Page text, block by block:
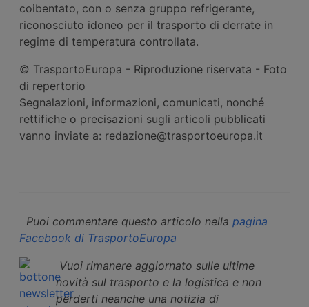
coibentato, con o senza gruppo refrigerante,
riconosciuto idoneo per il trasporto di derrate in
regime di temperatura controllata.
© TrasportoEuropa - Riproduzione riservata - Foto
di repertorio
Segnalazioni, informazioni, comunicati, nonché
rettifiche o precisazioni sugli articoli pubblicati
vanno inviate a: redazione@trasportoeuropa.it
Puoi commentare questo articolo nella pagina
Facebook di TrasportoEuropa
Vuoi rimanere aggiornato sulle ultime
novità sul trasporto e la logistica e non
perderti neanche una notizia di